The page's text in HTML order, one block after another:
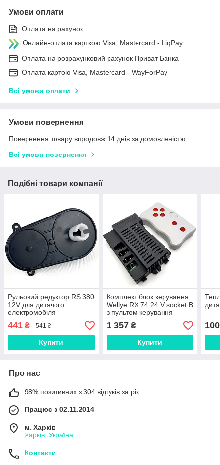
Умови оплати
Оплата на рахунок
Онлайн-оплата карткою Visa, Mastercard - LiqPay
Оплата на розрахунковий рахунок Приват Банка
Оплата картою Visa, Mastercard - WayForPay
Всі умови оплати
Умови повернення
Повернення товару впродовж 14 днів за домовленістю
Всі умови повернення
Подібні товари компанії
Рульовий редуктор RS 380
12V для дитячого
електромобіля
441 ₴ 541 ₴
Купити
Комплект блок керування
Wellye RX 74 24 V socket B
з пультом керування
TX10, для дитячого
електромобіля Bambi
1 357₴
Купити
100
Про нас
98% позитивних з 304 відгуків за рік
Працює з 02.11.2014
м. Харків
Харків, Україна
Контакти